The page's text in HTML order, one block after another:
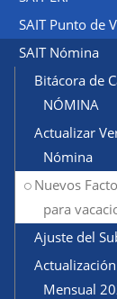
SAIT Punto de
SAIT Nómina
Bitácora de
NÓMINA
Actualizar
Nómina
Nuevos
para
Ajuste del
Mensual